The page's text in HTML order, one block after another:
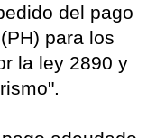
del pago
para los
la ley 2890 y